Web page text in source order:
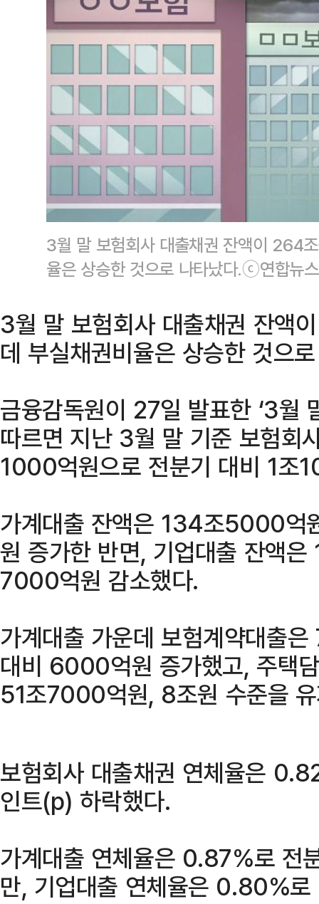
3월 말 보험회사 대출채권 잔액이 264
율은 상승한 것으로 나타났다.ⓒ연합뉴스
3월 말 보험회사 대출채권 잔액
데 부실채권비율은 상승한 것으
금융감독원이 27일 발표한 ‘3월
따르면 지난 3월 말 기준 보험회
1000억원으로 전분기 대비 1
가계대출 잔액은 134조5000억
원 증가한 반면, 기업대출 잔액
7000억원 감소했다.
가계대출 가운데 보험계약대출
대비 6000억원 증가했고, 주택
51조7000억원, 8조원 수준을
보험회사 대출채권 연체율은
인트(p) 하락했다.
가계대출 연체율은 0.87%로
만, 기업대출 연체율은 0.80%